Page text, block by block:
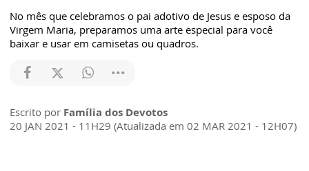
No mês que celebramos o pai adotivo de Jesus e esposo da
Virgem Maria, preparamos uma arte especial para você
baixar e usar em camisetas ou quadros.
Escrito por Família dos Devotos
20 JAN 2021 - 11H29 (Atualizada em 02 MAR 2021 - 12H07)